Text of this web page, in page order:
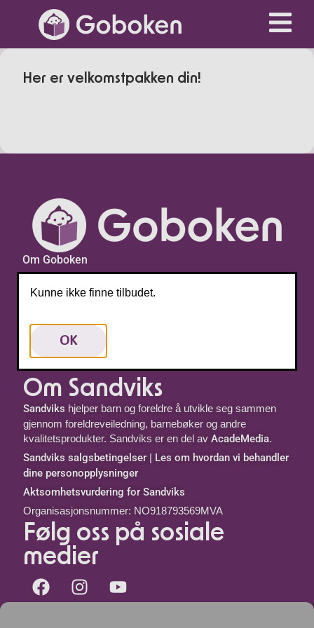
Her er velkomstpakken din!
Kunne ikke finne tilbudet.
OK
Om Goboken
Kundeservice
Gi Goboken i gave
Om Sandviks
Sandviks hjelper barn og foreldre å utvikle seg sammen
gjennom foreldreveiledning, barnebøker og andre
kvalitetsprodukter. Sandviks er en del avAcadeMedia.
Sandviks salgsbetingelser | Les om hvordan vi behandler
dine personopplysninger
Aktsomhetsvurdering for Sandviks
Organisasjonsnummer: NO918793569MVA
Følg oss på sosiale
medier